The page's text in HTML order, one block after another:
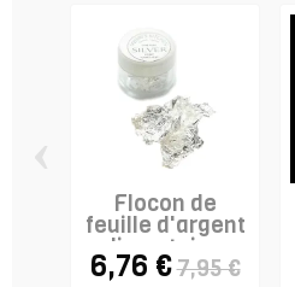
Flocon de
feuille d'argent
alimentaire -
E174
6,76 €7,95 €